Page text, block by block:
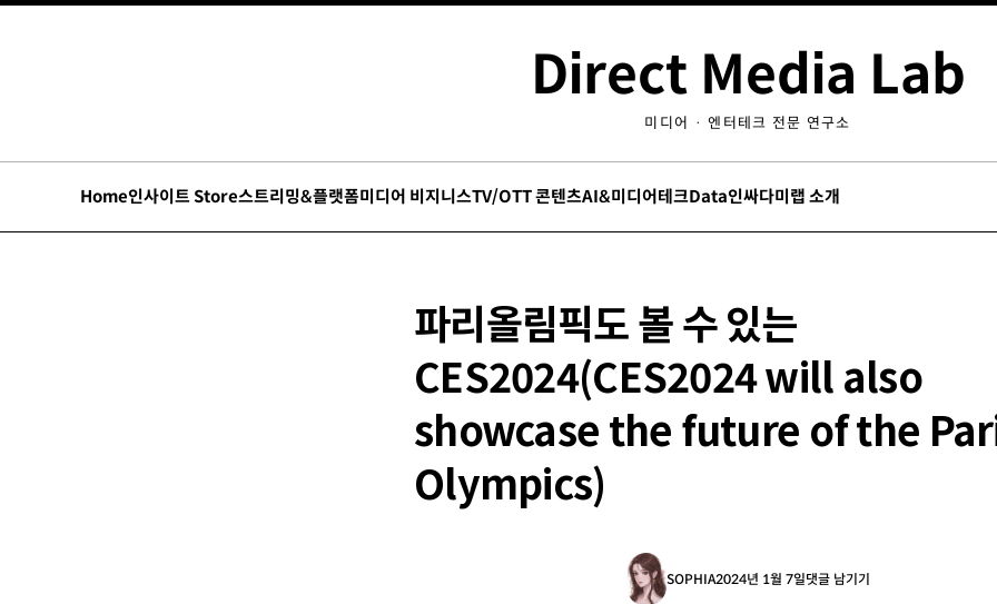
Direct Media Lab
미디어 · 엔터테크 전문 연구소
Home인사이트 Store스트리밍&플랫폼미디어 비지니스TV/OTT 콘텐츠AI&미디어테크Data인싸다미랩 소개
파리올림픽도 볼 수 있는
CES2024(CES2024 will also
showcase the future of the
Olympics)
SOPHIA2024년 1월 7일댓글 남기기